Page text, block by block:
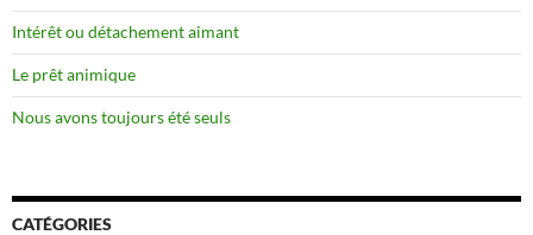
Intérêt ou détachement aimant
Le prêt animique
Nous avons toujours été seuls
CATÉGORIES